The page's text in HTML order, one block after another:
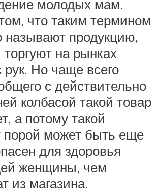
молодых мам.
что таким термином
называют продукцию,
торгуют на рынках
рук. Но чаще всего
с действительно
колбасой такой товар
а потому такой
порой может быть еще
для здоровья
женщины, чем
из магазина.